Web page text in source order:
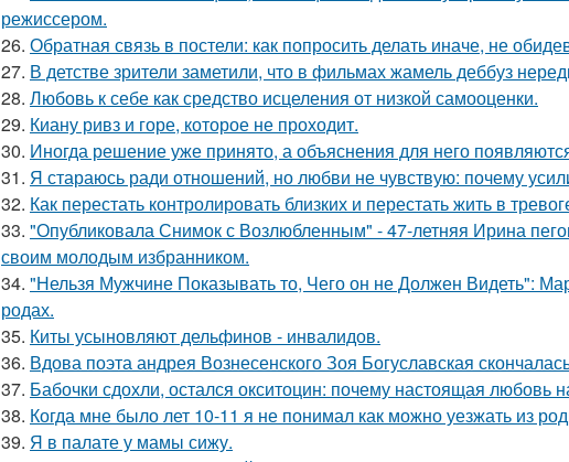
режиссером.
26. Обратная связь в постели: как попросить делать иначе, не
27. В детстве зрители заметили, что в фильмах жамель деббуз
28. Любовь к себе как средство исцеления от низкой самооценки.
29. Киану ривз и горе, которое не проходит.
30. Иногда решение уже принято, а объяснения для него
31. Я стараюсь ради отношений, но любви не чувствую: почему
32. Как перестать контролировать близких и перестать жить в
33. "Опубликовала Снимок с Возлюбленным" - 47-летняя Ирина
своим молодым избранником.
34. "Нельзя Мужчине Показывать то, Чего он не Должен Видеть":
родах.
35. Киты усыновляют дельфинов - инвалидов.
36. Вдова поэта андрея Вознесенского Зоя Богуславская
37. Бабочки сдохли, остался окситоцин: почему настоящая любовь
38. Когда мне было лет 10-11 я не понимал как можно уезжать из
39. Я в палате у мамы сижу.